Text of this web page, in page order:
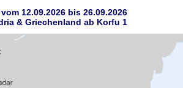
12.09.2026 bis 26.09.2026
& Griechenland ab Korfu 1